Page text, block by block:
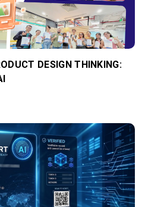
DESIGN THINKING: